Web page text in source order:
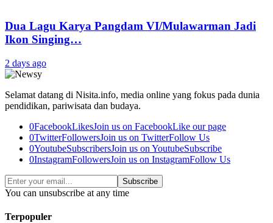
Dua Lagu Karya Pangdam VI/Mulawarman Jadi
Ikon Singing…
2 days ago
Selamat datang di Nisita.info, media online yang fokus pada dunia
pendidikan, pariwisata dan budaya.
0FacebookLikesJoin us on FacebookLike our page
0TwitterFollowersJoin us on TwitterFollow Us
0YoutubeSubscribersJoin us on YoutubeSubscribe
0InstagramFollowersJoin us on InstagramFollow Us
Subscribe
You can unsubscribe at any time
Terpopuler